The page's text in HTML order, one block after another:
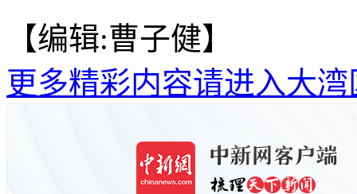
【编辑:曹子健】
更多精彩内容请进入大湾